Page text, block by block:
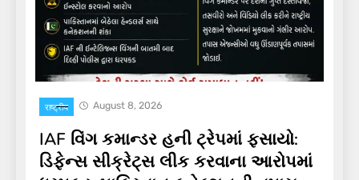
राष्ट्रीय August 8, 2026
IAF વિંગ કમાન્ડર હની ટ્રેપમાં ફસાયો:
ડિફેન્સ સીક્રેટ્સ લીક કરવાના આરોપમાં